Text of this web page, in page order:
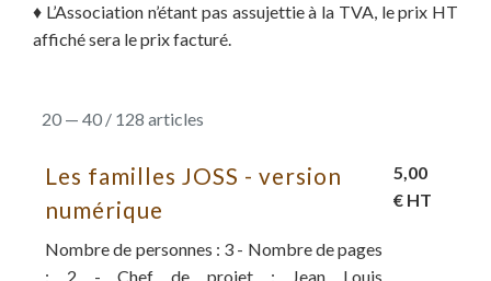
♦ L’Association n’étant pas assujettie à la TVA, le prix HT
affiché sera le prix facturé.
20 — 40 / 128 articles
Les familles JOSS - version
numérique
Nombre de personnes : 3 - Nombre de pages
: 2 - Chef de projet : Jean Louis
5,00
€ HT